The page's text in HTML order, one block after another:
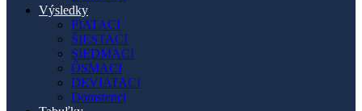
Výsledky
PIATACI
ŠIESTACI
SIEDMACI
ÔSMACI
DEVIATACI
Dorastenci